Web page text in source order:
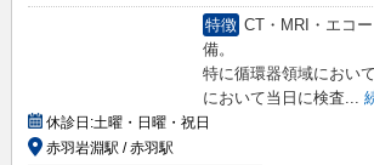
特徴 CT・MRI・エコ
備。
特に循環器領域におい
において当日に検査...
休診日:土曜・日曜・祝日
赤羽岩淵駅 / 赤羽駅